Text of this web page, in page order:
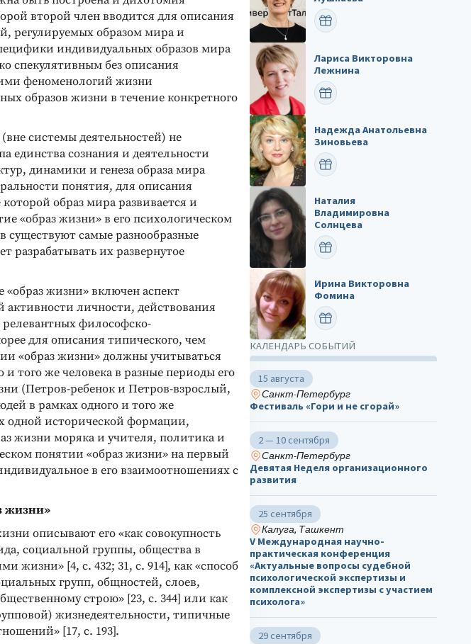
второй член вводится для описания
регулируемых образом мира и
индивидуальных образов мира
спекулятивным без описания
феноменологий жизни
образов жизни в течение конкретного
системы деятельностей) не
единства сознания и деятельности
динамики и генеза образа мира
понятия, для описания
образ мира развивается и
«образ жизни» в его психологическом
существуют самые разнообразные
разрабатывать их развернутое
«образ жизни» включен аспект
активности личности, действования
релевантных философско-
для описания типического, чем
«образ жизни» должны учитываться
того же человека в разные периоды его
(Петров-ребенок и Петров-взрослый,
в рамках одного и того же
одной исторической формации,
жизни моряка и учителя, политика и
понятии «образ жизни» на первый
в его взаимоотношениях с
жизни»
описывают его «как совокупность
социальной группы, общества в
жизни» [4, с. 432; 31, с. 914], как «способ
групп, общностей, слоев,
строю» [23, с. 344] или как
жизнедеятельности, типичные
[17, с. 193].
опросник MMPI
личности
ПОЗДРАВИТЬ
Лариса Викторовна
Лежнина
ПОЗДРАВИТЬ
Надежда Анатольевна
Зиновьева
ПОЗДРАВИТЬ
Наталия
Владимировна
Солнцева
ПОЗДРАВИТЬ
Ирина Викторовна
Фомина
ПОЗДРАВИТЬ
КАЛЕНДАРЬ СОБЫТИЙ
15 августа
Санкт-Петербург
Фестиваль «Гори и не сгорай»
2 — 10 сентября
Санкт-Петербург
Девятая Неделя организационного
развития
25 сентября
Калуга, Ташкент
V Международная научно-
практическая конференция
«Актуальные вопросы судебной
психологической экспертизы и
комплексной экспертизы с участием
психолога»
29 сентября